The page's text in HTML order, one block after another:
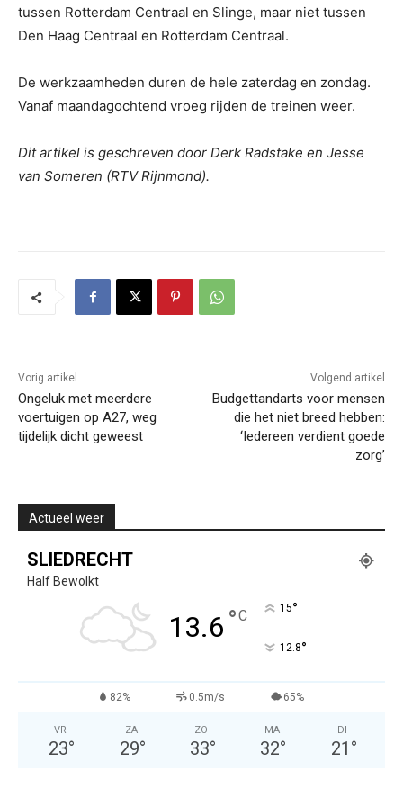
tussen Rotterdam Centraal en Slinge, maar niet tussen
Den Haag Centraal en Rotterdam Centraal.
De werkzaamheden duren de hele zaterdag en zondag.
Vanaf maandagochtend vroeg rijden de treinen weer.
Dit artikel is geschreven door Derk Radstake en Jesse
van Someren (RTV Rijnmond).
Vorig artikel
Ongeluk met meerdere
voertuigen op A27, weg
tijdelijk dicht geweest
Volgend artikel
Budgettandarts voor mensen
die het niet breed hebben:
‘Iedereen verdient goede
zorg’
Actueel weer
SLIEDRECHT
Half Bewolkt
13.6 °C 15°
12.8°
82% 0.5m/s 65%
VR
23°
ZA
29°
ZO
33°
MA
32°
DI
21 °